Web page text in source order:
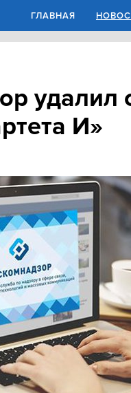
ГЛАВНАЯ
удалил
И»